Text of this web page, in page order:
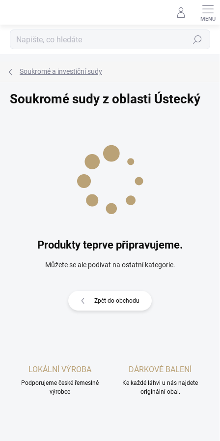
Hledat
Soukromé a investiční sudy
Soukromé sudy z oblasti Ústecký
Produkty teprve připravujeme.
Můžete se ale podívat na ostatní kategorie.
Zpět do obchodu
LOKÁLNÍ VÝROBA
Podporujeme české řemeslné
výrobce
DÁRKOVÉ BALENÍ
Ke každé láhvi u nás najdete
originální obal.